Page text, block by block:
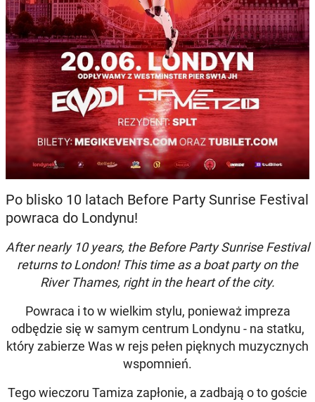
Po blisko 10 latach Before Party Sunrise Festival
powraca do Londynu!
After nearly 10 years, the Before Party Sunrise Festival
returns to London! This time as a boat party on the
River Thames, right in the heart of the city.
Powraca i to w wielkim stylu, ponieważ impreza
odbędzie się w samym centrum Londynu - na statku,
który zabierze Was w rejs pełen pięknych muzycznych
wspomnień.
Tego wieczoru Tamiza zapłonie, a zadbają o to goście